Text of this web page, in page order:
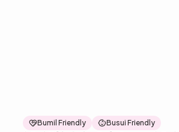
37
Bumil Friendly Busui Friendly